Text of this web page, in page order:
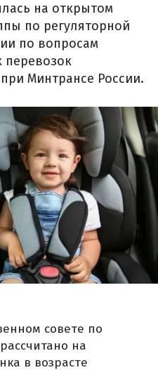
на открытом
по регуляторной
по вопросам
перевозок
Минтрансе России.
совете по
на
в возрасте